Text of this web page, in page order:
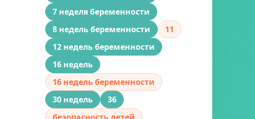
7 неделя беременности
8 недель беременности
11
12 недель беременности
16 недель
16 недель беременности
30 недель
36